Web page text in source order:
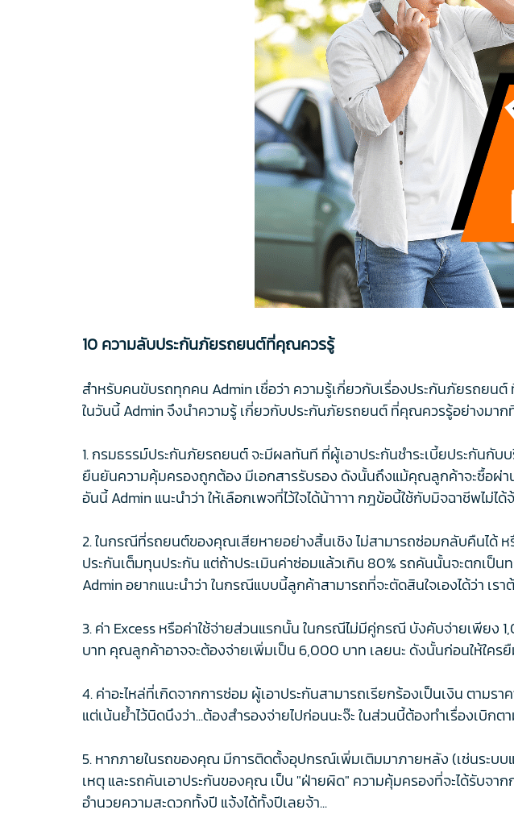
10 ความลับประกันภัยรถยนต์ที่คุณควรรู้
สำหรับคนขับรถทุกคน Admin เชื่อว่า ความรู้เกี่ยวกับเรื่องประกันภัยรถย
ในวันนี้ Admin จึงนำความรู้ เกี่ยวกับประกันภัยรถยนต์ ที่คุณควรรู้อย่างมาก
1. กรมธรรม์ประกันภัยรถยนต์ จะมีผลทันที ที่ผู้เอาประกันชำระเบี้ยประกัน
ยืนยันความคุ้มครองถูกต้อง มีเอกสารรับรอง ดังนั้นถึงแม้คุณลูกค้าจะซื้อผ่
อันนี้ Admin แนะนำว่า ให้เลือกเพจที่ไว้ใจได้น้าาาา กฎข้อนี้ใช้กับมิจฉาชีพไม่ได้
2. ในกรณีที่รถยนต์ของคุณเสียหายอย่างสิ้นเชิง ไม่สามารถซ่อมกลับคืนได้
ประกันเต็มทุนประกัน แต่ถ้าประเมินค่าซ่อมแล้วเกิน 80% รถคันนั้นจะตกเ
Admin อยากแนะนำว่า ในกรณีแบบนี้ลูกค้าสามารถที่จะตัดสินใจเองได้ว่า เ
3. ค่า Excess หรือค่าใช้จ่ายส่วนแรกนั้น ในกรณีไม่มีคู่กรณี บังคับจ่ายเพียง
บาท คุณลูกค้าอาจจะต้องจ่ายเพิ่มเป็น 6,000 บาท เลยนะ ดังนั้นก่อนให้ใคร
4. ค่าอะไหล่ที่เกิดจากการซ่อม ผู้เอาประกันสามารถเรียกร้องเป็นเงิน ตามร
แต่เน้นย้ำไว้นิดนึงว่า...ต้องสำรองจ่ายไปก่อนนะจ๊ะ ในส่วนนี้ต้องทำเรื่องเบิก
5. หากภายในรถของคุณ มีการติดตั้งอุปกรณ์เพิ่มเติมมาภายหลัง (เช่นระบบ
เหตุ และรถคันเอาประกันของคุณ เป็น "ฝ่ายผิด" ความคุ้มครองที่จะได้รับจา
อำนวยความสะดวกทั้งปี แจ้งได้ทั้งปีเลยจ้า...